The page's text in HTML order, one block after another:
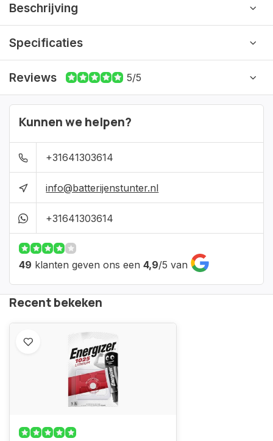
Beschrijving
Specificaties
Reviews 5/5
Kunnen we helpen?
+31641303614
info@batterijenstunter.nl
+31641303614
49 klanten geven ons een 4,9/5 van
Recent bekeken